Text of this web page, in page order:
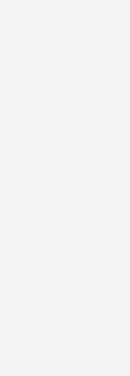
Durchflusssystem mit
das System?
im Gastbeitrag.
entsprechend dem
die Legionellen-Gefahr und
Speicher: So
mittels geregelter
angepasste Eintrittstemperatur
Wassermenge im Teillastfall
einem
Wassermenge wird der
von beispielsweise
Drosselschaltung die etwa
umgewälzt. Diese
auch in kleinsten
der bloßen Erwärmung des
hat die